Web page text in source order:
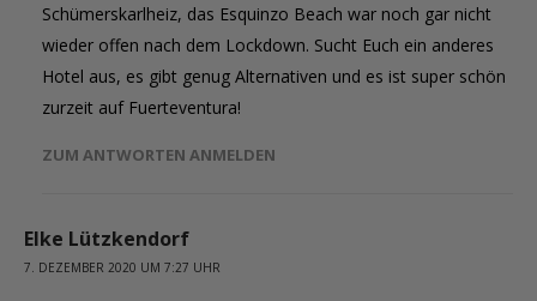
Schümerskarlheiz, das Esquinzo Beach war noch gar nicht
wieder offen nach dem Lockdown. Sucht Euch ein anderes
Hotel aus, es gibt genug Alternativen und es ist super schön
zurzeit auf Fuerteventura!
ZUM ANTWORTEN ANMELDEN
Elke Lützkendorf
7. DEZEMBER 2020 UM 7:27 UHR